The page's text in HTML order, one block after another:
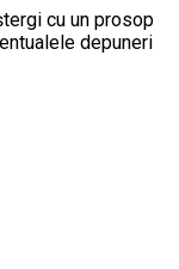
cu un prosop
depuneri